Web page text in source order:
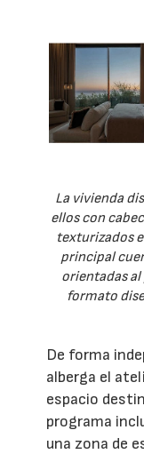
La vivienda
ellos con
texturizados
principal
orientadas al
formato
De forma
alberga el
espacio
programa
una zona de